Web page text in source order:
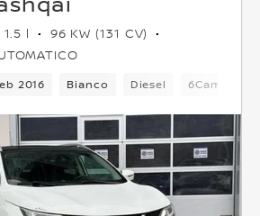
1.5 l
96 KW (131 CV)
2016 Bianco Diesel 6Cambio